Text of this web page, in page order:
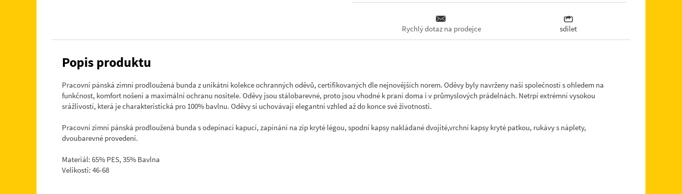
Rychlý dotaz na prodejce sdílet
Popis produktu
Pracovní pánská zimní prodloužená bunda z unikátní kolekce ochranných oděvů, certifikovaných dle nejnovějších norem. Oděvy byly navrženy naší společností s ohledem na
funkčnost, komfort nošení a maximální ochranu nositele. Oděvy jsou stálobarevné, proto jsou vhodné k praní doma i v průmyslových prádelnách. Netrpí extrémní vysokou
srážlivostí, která je charakteristická pro 100% bavlnu. Oděvy si uchovávají elegantní vzhled až do konce své životnosti.
Pracovní zimní pánská prodloužená bunda s odepínací kapucí, zapínání na zip kryté légou, spodní kapsy nakládané dvojité,vrchní kapsy kryté patkou, rukávy s náplety,
dvoubarevné provedení.
Materiál: 65% PES, 35% Bavlna
Velikosti: 46-68